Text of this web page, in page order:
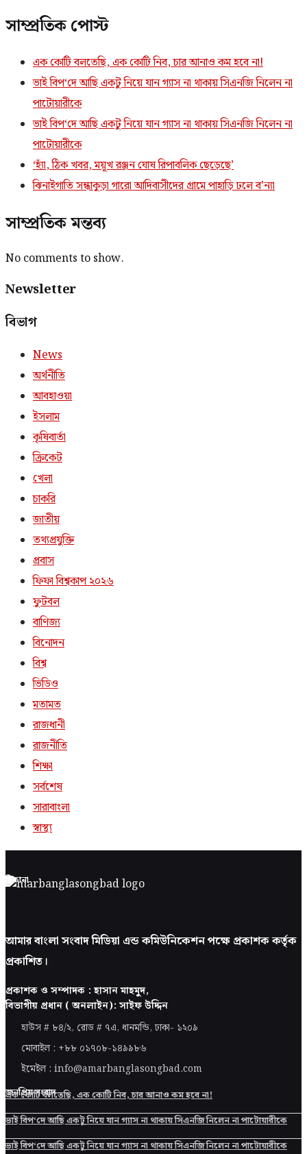
সাম্প্রতিক পোস্ট
এক কোটি বলতেছি, এক কোটি নিব, চার আনাও কম হবে না!
ভাই বিপ‘দে আছি একটু নিয়ে যান গ্যাস না থাকায় সিএনজি নিলেন না
পাটোয়ারীকে
ভাই বিপ‘দে আছি একটু নিয়ে যান গ্যাস না থাকায় সিএনজি নিলেন না
পাটোয়ারীকে
‘হ্যাঁ, ঠিক খবর, ময়ূখ রঞ্জন ঘোষ রিপাবলিক ছেড়েছে’
ঝিনাইগাতি সন্ধাকুড়া গারো আদিবাসীদের গ্রামে পাহাড়ি ঢলে ব’ন্যা
সাম্প্রতিক মন্তব্য
No comments to show.
Newsletter
বিভাগ
News
অর্থনীতি
আবহাওয়া
ইসলাম
কৃষিবার্তা
ক্রিকেট
খেলা
চাকরি
জাতীয়
তথ্যপ্রযুক্তি
প্রবাস
ফিফা বিশ্বকাপ ২০২৬
ফুটবল
বাণিজ্য
বিনোদন
বিশ্ব
ভিডিও
মতামত
রাজধানী
রাজনীতি
শিক্ষা
সর্বশেষ
সারাবাংলা
স্বাস্থ্য
ঠিকানা
আমার বাংলা সংবাদ মিডিয়া এন্ড কমিউনিকেশন পক্ষে প্রকাশক কর্তৃক
প্রকাশিত।
প্রকাশক ও সম্পাদক : হাসান মাহমুদ,
বিভাগীয় প্রধান ( অনলাইন): সাইফ উদ্দিন
হাউস # ৮৪/২, রোড # ৭এ, ধানমন্ডি, ঢাকা- ১২০৯
মোবাইল : +৮৮ ০১৭০৮-১৪৯৯৮৬
ইমেইল : info@amarbanglasongbad.com
জনপ্রিয় সংবাদ
এক কোটি বলতেছি, এক কোটি নিব, চার আনাও কম হবে না!
ভাই বিপ‘দে আছি একটু নিয়ে যান গ্যাস না থাকায় সিএনজি নিলেন না পাটোয়ারীকে
ভাই বিপ‘দে আছি একটু নিয়ে যান গ্যাস না থাকায় সিএনজি নিলেন না পাটোয়ারীকে